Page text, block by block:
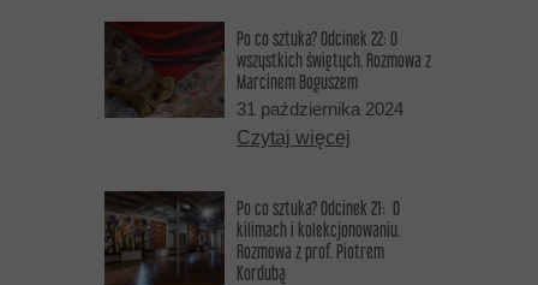
Po co sztuka? Odcinek 22: O
wszystkich świętych. Rozmowa z
Marcinem Boguszem
31 października 2024
Czytaj więcej
Po co sztuka? Odcinek 21: O
kilimach i kolekcjonowaniu.
Rozmowa z prof. Piotrem
Kordubą